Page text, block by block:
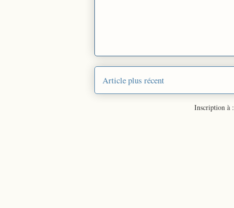
Article plus récent
Inscription à :